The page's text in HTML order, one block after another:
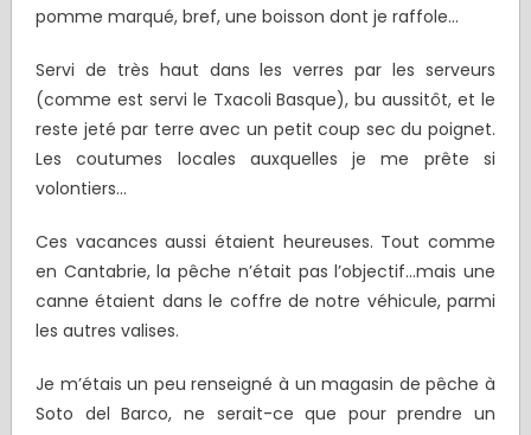
pomme marqué, bref, une boisson dont je raffole…
Servi de très haut dans les verres par les serveurs
(comme est servi le Txacoli Basque), bu aussitôt, et le
reste jeté par terre avec un petit coup sec du poignet.
Les coutumes locales auxquelles je me prête si
volontiers…
Ces vacances aussi étaient heureuses. Tout comme
en Cantabrie, la pêche n’était pas l’objectif…mais une
canne étaient dans le coffre de notre véhicule, parmi
les autres valises.
Je m’étais un peu renseigné à un magasin de pêche à
Soto del Barco, ne serait-ce que pour prendre un